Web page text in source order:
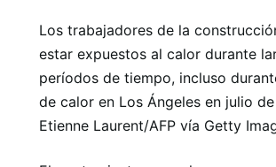
Los trabajadores de la
estar expuestos al calor durante
períodos de tiempo, incluso
de calor en Los Ángeles en julio
Etienne Laurent/AFP vía Getty